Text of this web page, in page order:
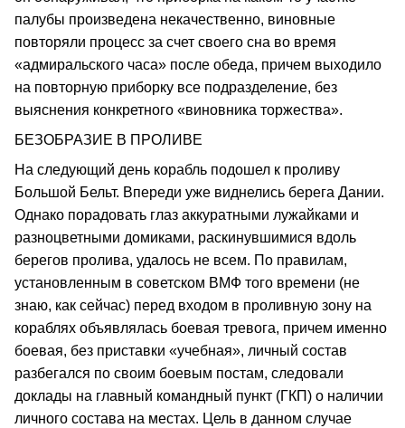
палубы произведена некачественно, виновные
повторяли процесс за счет своего сна во время
«адмиральского часа» после обеда, причем выходило
на повторную приборку все подразделение, без
выяснения конкретного «виновника торжества».
БЕЗОБРАЗИЕ В ПРОЛИВЕ
На следующий день корабль подошел к проливу
Большой Бельт. Впереди уже виднелись берега Дании.
Однако порадовать глаз аккуратными лужайками и
разноцветными домиками, раскинувшимися вдоль
берегов пролива, удалось не всем. По правилам,
установленным в советском ВМФ того времени (не
знаю, как сейчас) перед входом в проливную зону на
кораблях объявлялась боевая тревога, причем именно
боевая, без приставки «учебная», личный состав
разбегался по своим боевым постам, следовали
доклады на главный командный пункт (ГКП) о наличии
личного состава на местах. Цель в данном случае